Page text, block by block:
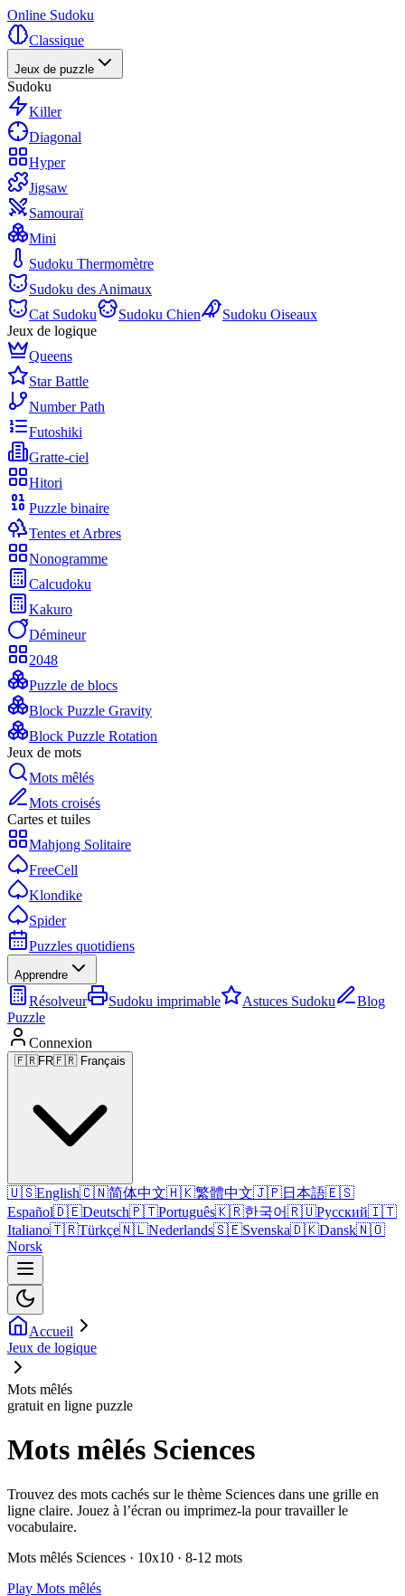
Online Sudoku
Classique
Jeux de puzzle
Sudoku
Killer
Diagonal
Hyper
Jigsaw
Samouraï
Mini
Sudoku Thermomètre
Sudoku des Animaux
Cat Sudoku
Sudoku Chien
Sudoku Oiseaux
Jeux de logique
Queens
Star Battle
Number Path
Futoshiki
Gratte-ciel
Hitori
Puzzle binaire
Tentes et Arbres
Nonogramme
Calcudoku
Kakuro
Démineur
2048
Puzzle de blocs
Block Puzzle Gravity
Block Puzzle Rotation
Jeux de mots
Mots mêlés
Mots croisés
Cartes et tuiles
Mahjong Solitaire
FreeCell
Klondike
Spider
Puzzles quotidiens
Apprendre
Résolveur Sudoku imprimable Astuces Sudoku
Blog
Puzzle
Connexion
🇫🇷FR🇫🇷 Français
🇺🇸English🇨🇳简体中文🇭🇰繁體中文🇯🇵日本語🇪🇸
Español🇩🇪Deutsch🇵🇹Português🇰🇷한국어🇷🇺Русский🇮🇹
Italiano🇹🇷Türkçe🇳🇱Nederlands🇸🇪Svenska🇩🇰Dansk🇳🇴
Norsk
Accueil
Jeux de logique
Mots mêlés
gratuit en ligne puzzle
Mots mêlés Sciences
Trouvez des mots cachés sur le thème Sciences dans une grille en
ligne claire. Jouez à l’écran ou imprimez-la pour travailler le
vocabulaire.
Mots mêlés Sciences · 10x10 · 8-12 mots
Play Mots mêlés